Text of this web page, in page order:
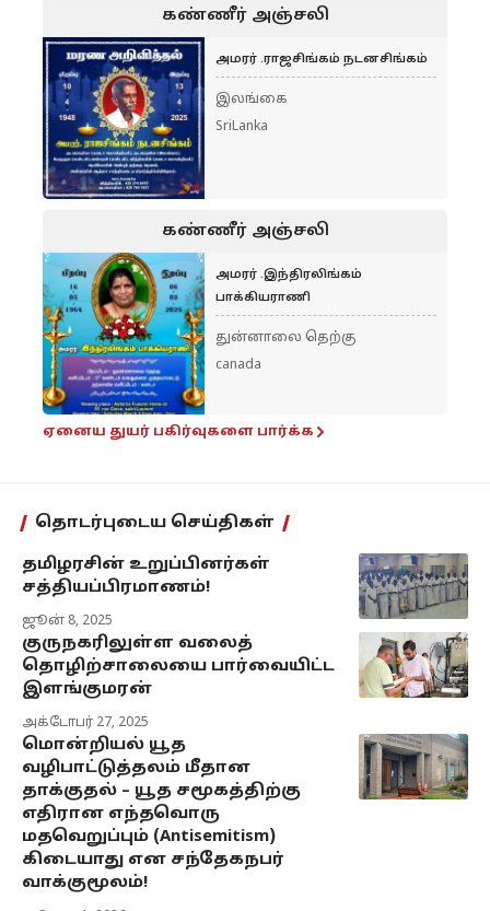
கண்ணீர் அஞ்சலி
அமரர் .ராஜசிங்கம் நடனசிங்கம்
இலங்கை
SriLanka
கண்ணீர் அஞ்சலி
அமரர் .இந்திரலிங்கம்
பாக்கியராணி
துன்னாலை தெற்கு
canada
ஏனைய துயர் பகிர்வுகளை பார்க்க
தொடர்புடைய செய்திகள்
தமிழரசின் உறுப்பினர்கள்
சத்தியப்பிரமாணம்!
ஜூன் 8, 2025
குருநகரிலுள்ள வலைத்
தொழிற்சாலையை பார்வையிட்ட
இளங்குமரன்
அக்டோபர் 27, 2025
மொன்றியல் யூத
வழிபாட்டுத்தலம் மீதான
தாக்குதல் – யூத சமூகத்திற்கு
எதிரான எந்தவொரு
மதவெறுப்பும் (Antisemitism)
கிடையாது என சந்தேகநபர்
வாக்குமூலம்!